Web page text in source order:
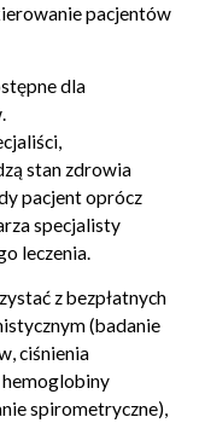
pacjentów
dla
stan zdrowia
pacjent oprócz
specjalisty
leczenia.
z bezpłatnych
(badanie
ciśnienia
spirometryczne),